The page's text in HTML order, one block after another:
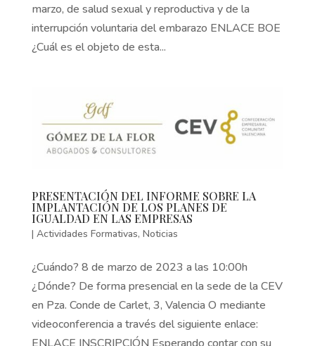
marzo, de salud sexual y reproductiva y de la
interrupción voluntaria del embarazo ENLACE BOE
¿Cuál es el objeto de esta...
PRESENTACIÓN DEL INFORME SOBRE LA
IMPLANTACIÓN DE LOS PLANES DE
IGUALDAD EN LAS EMPRESAS
| Actividades Formativas, Noticias
¿Cuándo? 8 de marzo de 2023 a las 10:00h
¿Dónde? De forma presencial en la sede de la CEV
en Pza. Conde de Carlet, 3, Valencia O mediante
videoconferencia a través del siguiente enlace: